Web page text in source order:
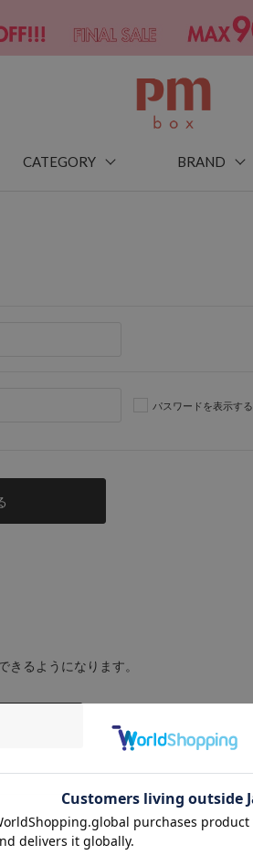
CATEGORY BRAND
パスワードを表示する
るようになります。